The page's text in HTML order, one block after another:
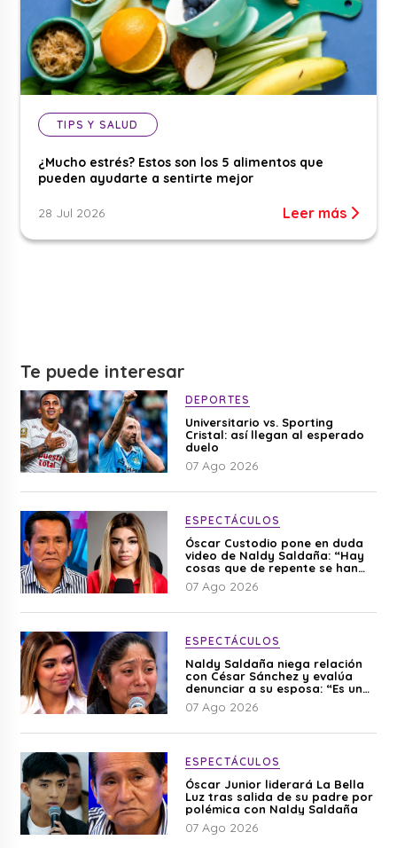
TIPS Y SALUD
¿Mucho estrés? Estos son los 5 alimentos que
pueden ayudarte a sentirte mejor
28 Jul 2026 Leer más
Te puede interesar
DEPORTES
Universitario vs. Sporting
Cristal: así llegan al esperado
duelo
07 Ago 2026
ESPECTÁCULOS
Óscar Custodio pone en duda
video de Naldy Saldaña: “Hay
cosas que de repente se han
editado”
07 Ago 2026
ESPECTÁCULOS
Naldy Saldaña niega relación
con César Sánchez y evalúa
denunciar a su esposa: “Es una
difamación”
07 Ago 2026
ESPECTÁCULOS
Óscar Junior liderará La Bella
Luz tras salida de su padre por
polémica con Naldy Saldaña
07 Ago 2026